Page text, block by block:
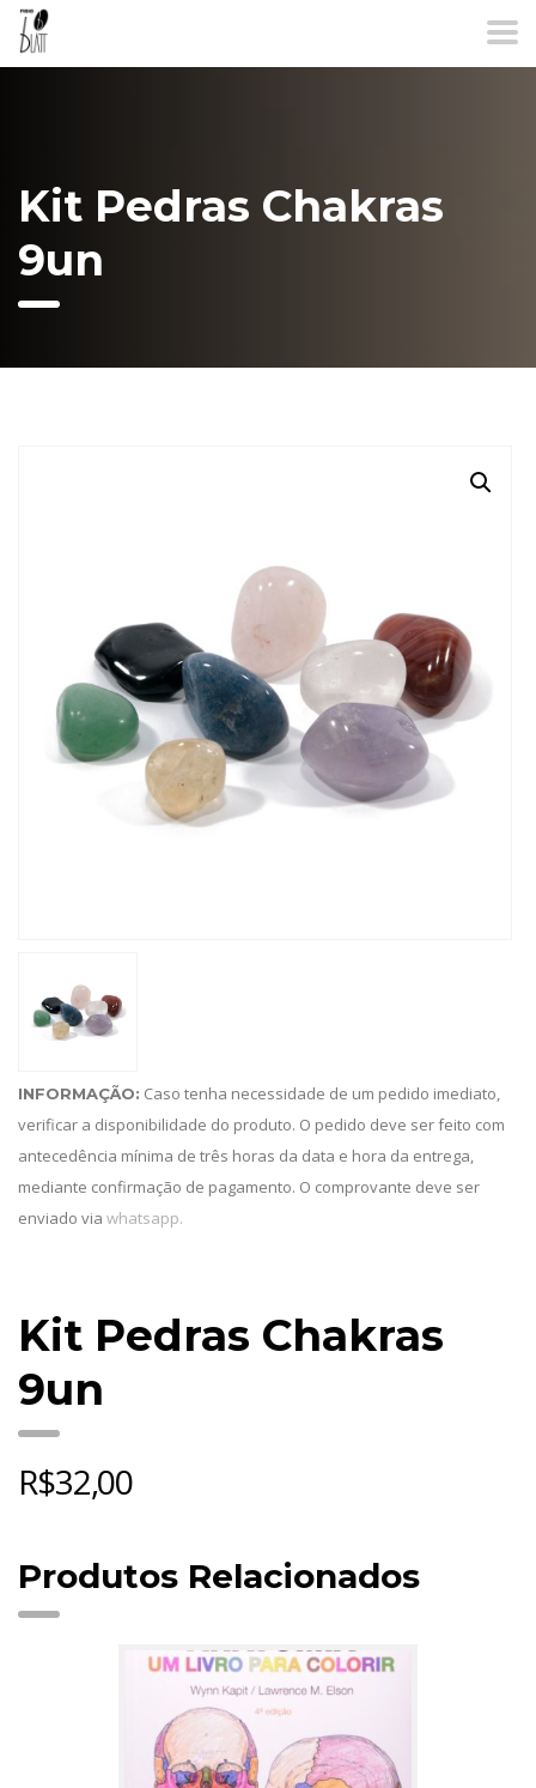
Kit Pedras Chakras
9un
INFORMAÇÃO: Caso tenha necessidade de um pedido imediato,
verificar a disponibilidade do produto. O pedido deve ser feito com
antecedência mínima de três horas da data e hora da entrega,
mediante confirmação de pagamento. O comprovante deve ser
enviado via whatsapp.
Kit Pedras Chakras
9un
R$32,00
Produtos Relacionados